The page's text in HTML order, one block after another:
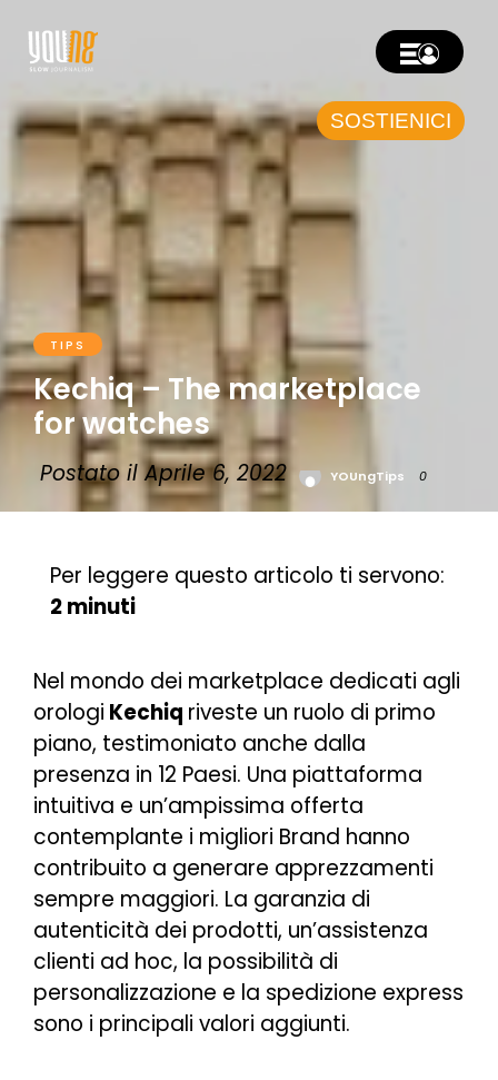
SOSTIENICI
TIPS
Kechiq – The marketplace
for watches
Postato il Aprile 6, 2022 YOUngTips 0
Per leggere questo articolo ti servono:
2 minuti
Nel mondo dei marketplace dedicati agli
orologi Kechiq riveste un ruolo di primo
piano, testimoniato anche dalla
presenza in 12 Paesi. Una piattaforma
intuitiva e un’ampissima offerta
contemplante i migliori Brand hanno
contribuito a generare apprezzamenti
sempre maggiori. La garanzia di
autenticità dei prodotti, un’assistenza
clienti ad hoc, la possibilità di
personalizzazione e la spedizione express
sono i principali valori aggiunti.